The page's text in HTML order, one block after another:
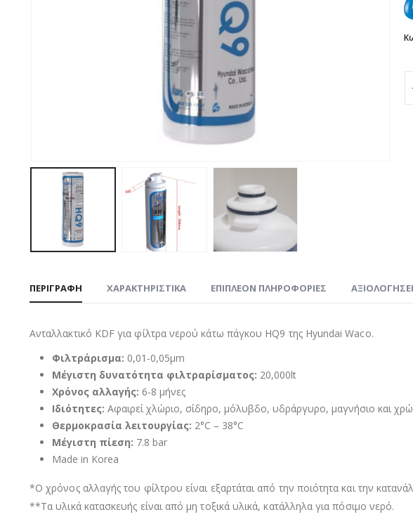
ΠΕΡΙΓΡΑΦΉ ΧΑΡΑΚΤΗΡΙΣΤΙΚΑ ΕΠΙΠΛΈΟΝ ΠΛΗΡΟΦΟΡΊΕΣ
Ανταλλακτικό KDF για φίλτρα νερού κάτω πάγκου HQ9 της Hyundai Waco.
Φιλτράρισμα: 0,01-0,05μm
Μέγιστη δυνατότητα φιλτραρίσματος: 20,000lt
Χρόνος αλλαγής: 6-8 μήνες
Ιδιότητες: Αφαιρεί χλώριο, σίδηρο, μόλυβδο, υδράργυρο, μαγνήσιο και
Θερμοκρασία λειτουργίας: 2°C – 38°C
Μέγιστη πίεση: 7.8 bar
Made in Korea
*Ο χρόνος αλλαγής του φίλτρου είναι εξαρτάται από την ποιότητα και την
**Τα υλικά κατασκευής είναι από μη τοξικά υλικά, κατάλληλα για πόσιμο νερό.